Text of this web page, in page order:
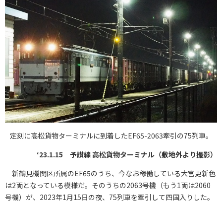
定刻に高松貨物ターミナルに到着したEF65-2063牽引の75列車。
‘23.1.15 予讃線 高松貨物ターミナル（敷地外より撮影）
新鶴見機関区所属のEF65のうち、今なお稼働している大宮更新色
は2両となっている模様だ。そのうちの2063号機（もう1両は2060
号機）が、2023年1月15日の夜、75列車を牽引して四国入りした。